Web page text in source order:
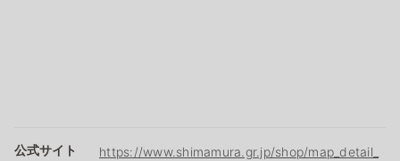
公式サイト
https://www.shimamura.gr.jp/shop/map_detail_